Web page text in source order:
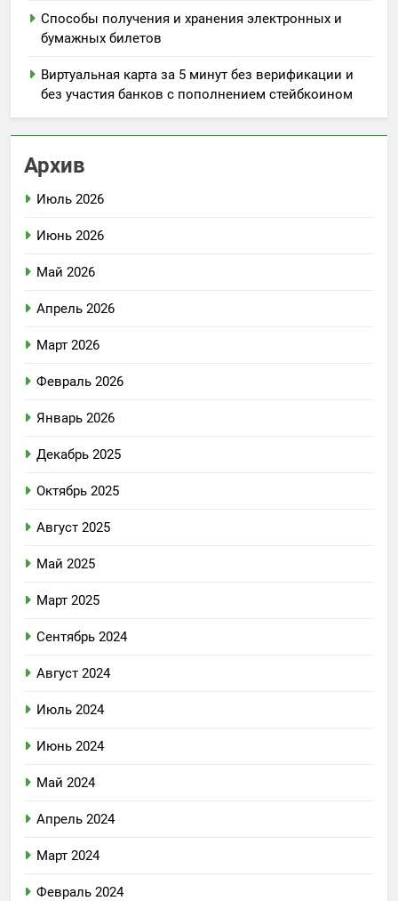
Способы получения и хранения электронных и
бумажных билетов
Виртуальная карта за 5 минут без верификации и
без участия банков с пополнением стейбкоином
Архив
Июль 2026
Июнь 2026
Май 2026
Апрель 2026
Март 2026
Февраль 2026
Январь 2026
Декабрь 2025
Октябрь 2025
Август 2025
Май 2025
Март 2025
Сентябрь 2024
Август 2024
Июль 2024
Июнь 2024
Май 2024
Апрель 2024
Март 2024
Февраль 2024